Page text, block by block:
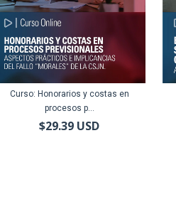
Curso: Honorarios y costas en
procesos p...
$29.39 USD